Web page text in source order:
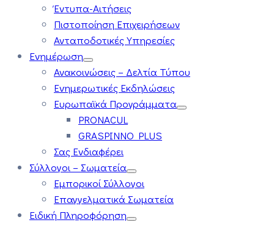
Έντυπα-Αιτήσεις
Πιστοποίηση Επιχειρήσεων
Ανταποδοτικές Υπηρεσίες
Ενημέρωση
Ανακοινώσεις – Δελτία Τύπου
Ενημερωτικές Εκδηλώσεις
Ευρωπαϊκά Προγράμματα
PRONACUL
GRASPINNO PLUS
Σας Ενδιαφέρει
Σύλλογοι – Σωματεία
Εμπορικοί Σύλλογοι
Επαγγελματικά Σωματεία
Ειδική Πληροφόρηση